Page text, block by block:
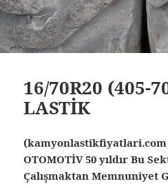
16/70R20 (405-
LASTİK
(kamyonlastikfiyatlari.com
OTOMOTİV 50 yıldır Bu
Çalışmaktan